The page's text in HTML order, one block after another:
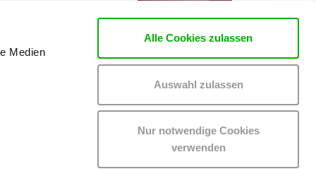
Medien
Alle Cookies zulassen
Auswahl zulassen
Nur notwendige Cookies
verwenden